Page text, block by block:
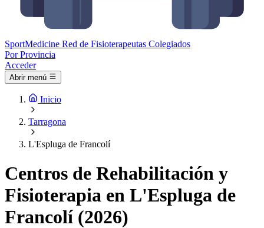
SportMedicine Red de Fisioterapeutas Colegiados
Por Provincia
Acceder
Abrir menú
Inicio
Tarragona
L'Espluga de Francolí
Centros de Rehabilitación y
Fisioterapia en L'Espluga de
Francolí (2026)